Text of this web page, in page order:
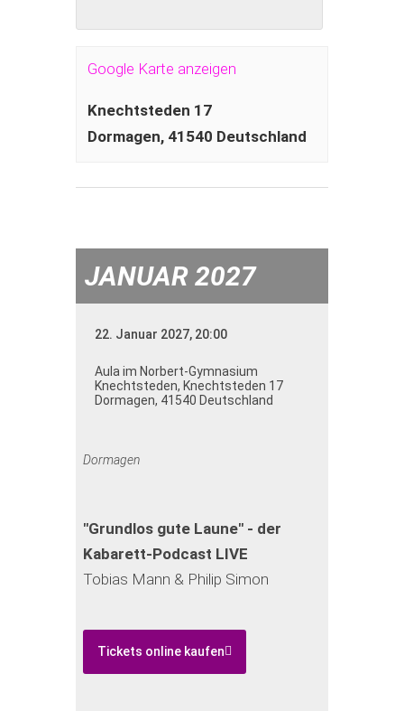
Google Karte anzeigen
Knechtsteden 17
Dormagen, 41540 Deutschland
JANUAR 2027
Dormagen
22. Januar 2027, 20:00
Aula im Norbert-Gymnasium
Knechtsteden, Knechtsteden 17
Dormagen, 41540 Deutschland
"Grundlos gute Laune" - der
Kabarett-Podcast LIVE
Tobias Mann & Philip Simon
Tickets online kaufen